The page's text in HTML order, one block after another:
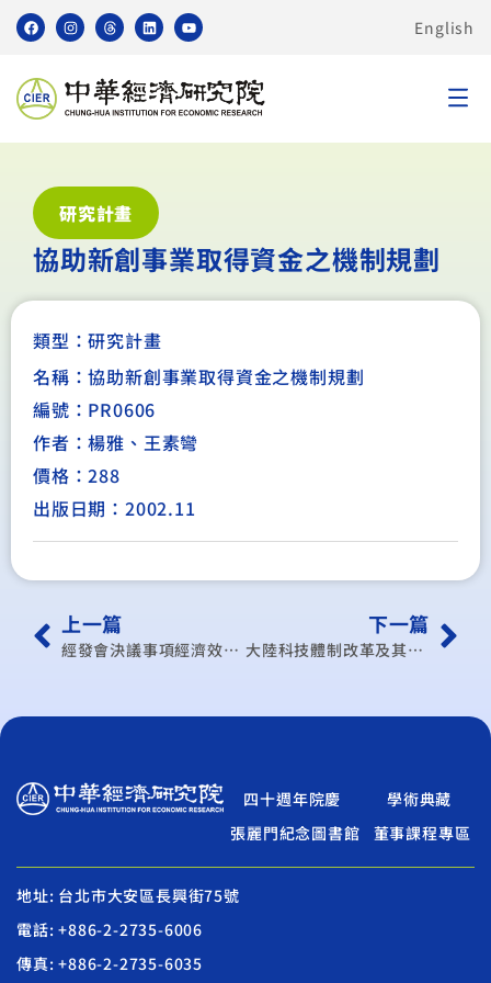
English
研究計畫
協助新創事業取得資金之機制規劃
類型：研究計畫
名稱：協助新創事業取得資金之機制規劃
編號：PR0606
作者：楊雅、王素彎
價格：288
出版日期：2002.11
上一篇
經發會決議事項經濟效益評估
下一篇
大陸科技體制改革及其對兩岸科技產業的影響
四十週年院慶
學術典藏
張麗門紀念圖書館
董事課程專區
地址: 台北市大安區長興街75號
電話: +886-2-2735-6006
傳真: +886-2-2735-6035